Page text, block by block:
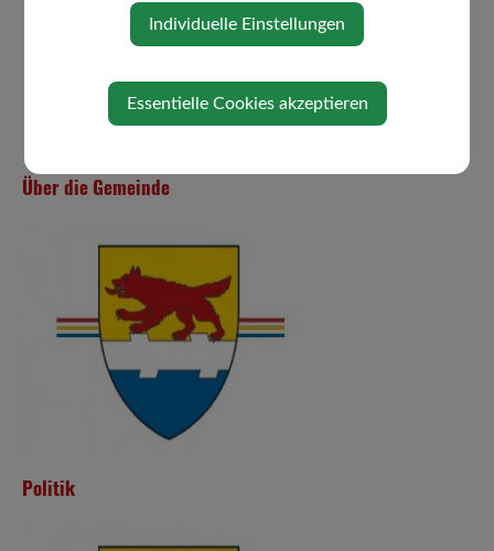
Über die Gemeinde
Politik
Individuelle Einstellungen
Essentielle Cookies akzeptieren